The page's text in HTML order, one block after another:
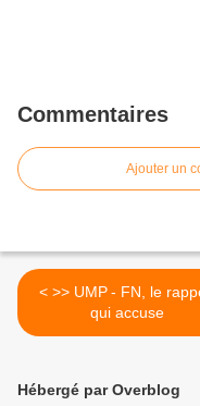
Commentaires
Ajouter un
< >> UMP - FN, le rapport
qui accuse
Hébergé par Overblog